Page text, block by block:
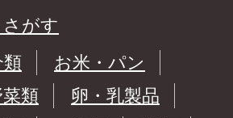
がす
類
お米・パン
菜類
卵・乳製品